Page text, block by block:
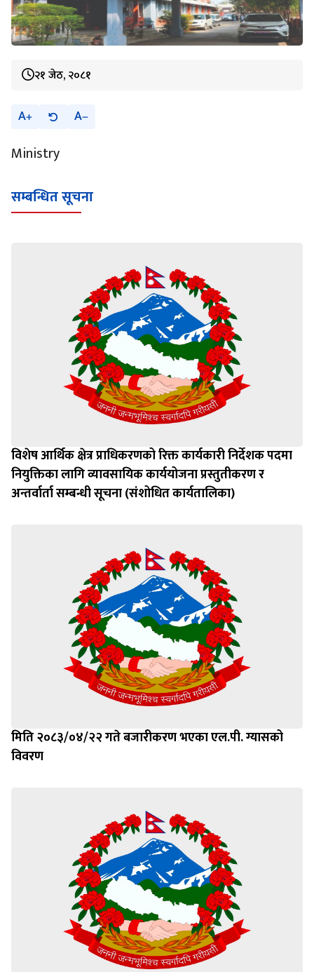
२१ जेठ, २०८१
A A
Ministry
सम्बन्धित सूचना
विशेष आर्थिक क्षेत्र प्राधिकरणको रिक्त कार्यकारी निर्देशक पदमा
नियुक्तिका लागि व्यावसायिक कार्ययोजना प्रस्तुतीकरण र
अन्तर्वार्ता सम्बन्धी सूचना (संशोधित कार्यतालिका)
मिति २०८३/०४/२२ गते बजारीकरण भएका एल.पी. ग्यासको
विवरण